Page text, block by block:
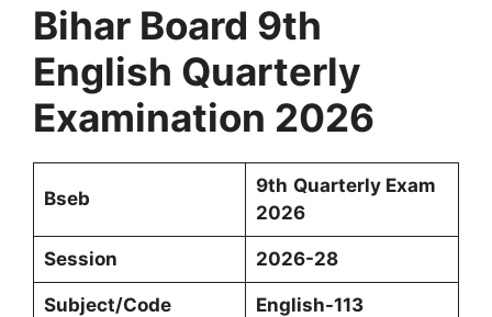
Bihar Board 9th
English Quarterly
Examination 2026
Bseb
9th Quarterly Exam
2026
Session 2026-28
Subject/Code English-113